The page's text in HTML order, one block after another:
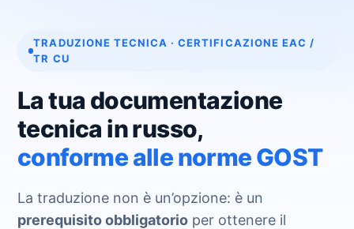
TRADUZIONE TECNICA · CERTIFICAZIONE EAC /
TR CU
La tua documentazione
tecnica in russo,
conforme alle norme GOST
La traduzione non è un’opzione: è un
prerequisito obbligatorio per ottenere il